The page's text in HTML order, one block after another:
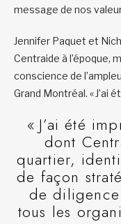
message de nos
Jennifer Paquet et
Centraide à l’époque,
conscience de
Grand Montréal. « J’ai
« J’ai été
dont
quartier,
de façon
de
tous les